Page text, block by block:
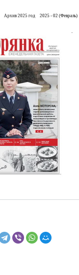
Архив 2025 год 2025 - 02 (Февраль)
.